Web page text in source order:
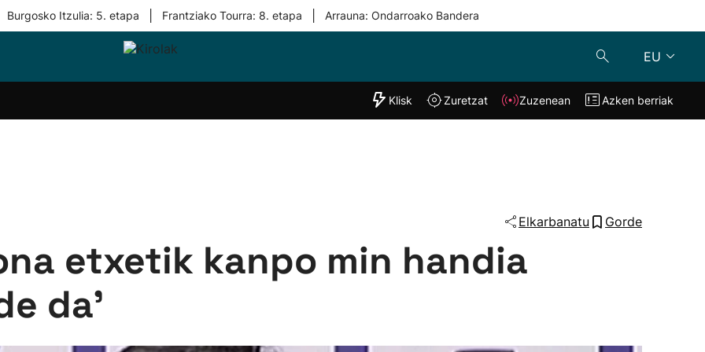
Burgosko Itzulia: 5. etapa Frantziako Tourra: 8. etapa Arrauna: Ondarroako Bandera
EU
Taldeak
"Helmuga"
Klisk Zuzenean
Klisk Zuretzat Zuzenean Azken berriak
Elkarbanatu Gorde
etxetik kanpo min handia
da'